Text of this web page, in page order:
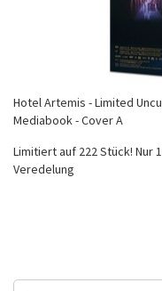
Hotel Artemis - Limited
Mediabook - Cover A
Limitiert auf 222 Stück! Nur
Veredelung